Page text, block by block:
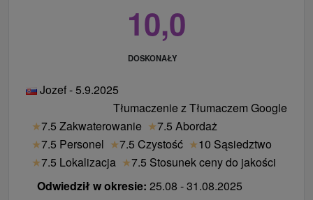
powiązana z tymi dwoma zabytkami. Jeśli
zatrzymasz się w willach takich jak František,
Diana, Lívia lub Iveta, centralnym punktem
Część historyczna i wille: Goście zatrzymujący się
w budynkach Alžbeta, Srnka, Blanka lub Mier
korzystają z recepcji i gastronomii hotelu Astória,
który znajduje się w samym sercu uzdrowiska.
10,0
DOSKONAŁY
Jozef - 5.9.2025
Tłumaczenie z Tłumaczem Google
★7.5 Zakwaterowanie ★7.5 Abordaż
★7.5 Personel ★7.5 Czystość ★10 Sąsiedztwo
★7.5 Lokalizacja ★7.5 Stosunek ceny do jakości
Odwiedził w okresie: 25.08 - 31.08.2025